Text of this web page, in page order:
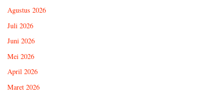
Agustus 2026
Juli 2026
Juni 2026
Mei 2026
April 2026
Maret 2026